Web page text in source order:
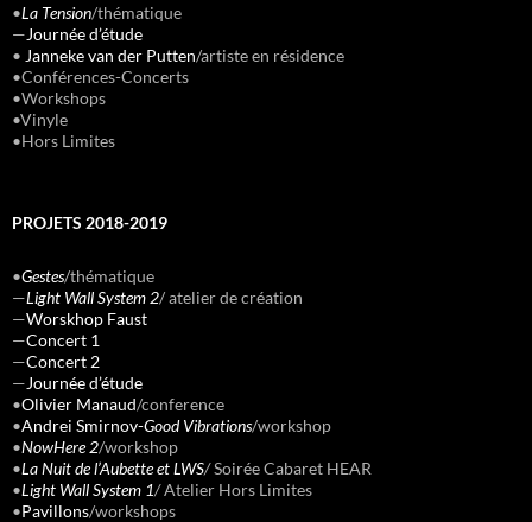
•La Tension/thématique
—Journée d’étude
• Janneke van der Putten/artiste en résidence
•Conférences-Concerts
•Workshops
•Vinyle
•Hors Limites
PROJETS 2018-2019
•Gestes/thématique
—Light Wall System 2/ atelier de création
—Worskhop Faust
—Concert 1
—Concert 2
—Journée d’étude
•Olivier Manaud/conference
•Andrei Smirnov-Good Vibrations/workshop
•NowHere 2/workshop
•La Nuit de l’Aubette et LWS/Soirée Cabaret HEAR
•Light Wall System 1/Atelier Hors Limites
•Pavillons/workshops